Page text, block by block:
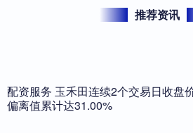
推荐资讯
配资服务 玉禾田连续2个交易日收盘
偏离值累计达31.00%